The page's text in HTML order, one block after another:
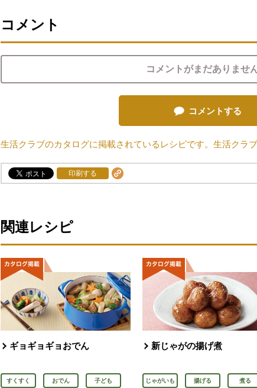
コメント
コメントがまだありません
コメントする
生活クラブのカタログに掲載されているレシピです。生活クラ
印刷する
関連レシピ
ギョギョギョおでん
すくすく おでん 子ども
新じゃがの揚げ煮
じゃがいも 揚げる 煮る